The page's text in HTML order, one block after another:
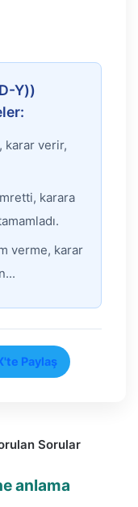
Y))
karar verir,
karara
verme, karar
Paylaş
Sorular
anlama